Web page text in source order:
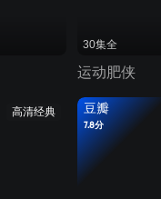
30集全
运动肥侠
高清经典 豆瓣
7.8分